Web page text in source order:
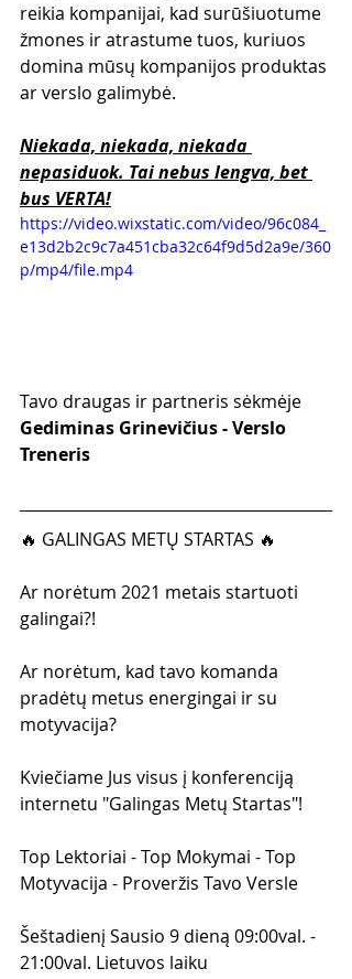
reikia kompanijai, kad surūšiuotume
žmones ir atrastume tuos, kuriuos
domina mūsų kompanijos produktas
ar verslo galimybė.
Niekada, niekada, niekada
nepasiduok. Tai nebus lengva, bet
bus VERTA!
https://video.wixstatic.com/video/96c084_
e13d2b2c9c7a451cba32c64f9d5d2a9e/360
p/mp4/file.mp4
Tavo draugas ir partneris sėkmėje
Gediminas Grinevičius - Verslo
Treneris
🔥 GALINGAS METŲ STARTAS 🔥
Ar norėtum 2021 metais startuoti
galingai?!
Ar norėtum, kad tavo komanda
pradėtų metus energingai ir su
motyvacija?
Kviečiame Jus visus į konferenciją
internetu "Galingas Metų Startas"!
Top Lektoriai - Top Mokymai - Top
Motyvacija - Proveržis Tavo Versle
Šeštadienį Sausio 9 dieną 09:00val. -
21:00val. Lietuvos laiku